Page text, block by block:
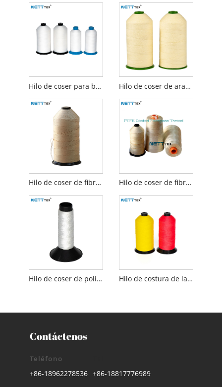
Hilo de coser para bolsa de filtro de PTFE Hilo de coser de aramida
Hilo de coser de fibra de vidrio Hilo de coser de fibra de vidrio recubierto de PTFE
Hilo de coser de poliéster Hilo de costura de la bolsa del filtro
Contáctenos
Teléfono
+86-18962278536 +86-18817776989